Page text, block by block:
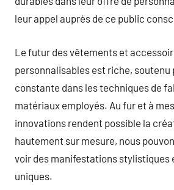
leur appel auprès de ce public
Le futur des vêtements et
personnalisables est riche, soutenu
constante dans les techniques de
matériaux employés. Au fur et à
innovations rendent possible la
hautement sur mesure, nous
voir des manifestations stylistiques
uniques.